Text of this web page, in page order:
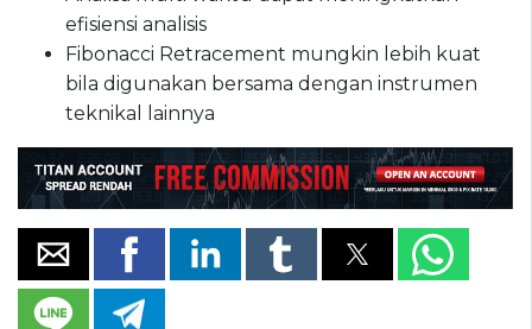
efisiensi analisis
Fibonacci Retracement mungkin lebih kuat
bila digunakan bersama dengan instrumen
teknikal lainnya